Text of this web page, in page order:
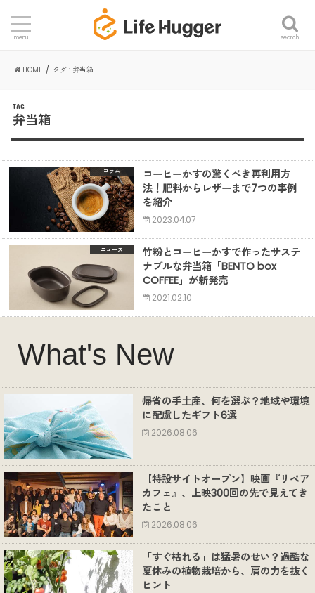
search
menu
HOME タグ : 弁当箱
TAG
弁当箱
コラム
コーヒーかすの驚くべき再利用方
法！肥料からレザーまで7つの事例
を紹介
2023.04.07
ニュース
竹粉とコーヒーかすで作ったサステ
ナブルな弁当箱「BENTO box
COFFEE」が新発売
2021.02.10
What's New
帰省の手土産、何を選ぶ？地域や環境
に配慮したギフト6選
2026.08.06
【特設サイトオープン】映画『リペア
カフェ』、上映300回の先で見えてき
たこと
2026.08.06
「すぐ枯れる」は猛暑のせい？過酷な
夏休みの植物栽培から、肩の力を抜く
ヒント